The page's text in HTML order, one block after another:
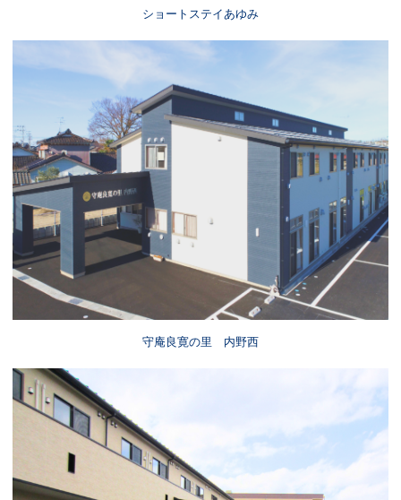
ショートステイあゆみ
守庵良寛の里 内野西